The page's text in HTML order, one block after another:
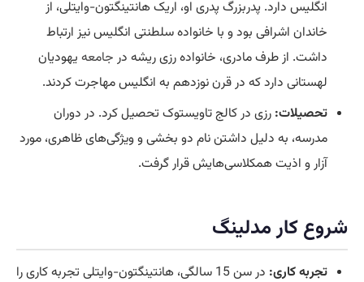
انگلیس دارد. پدربزرگ پدری او، اریک هانتینگتون-وایتلی، از
خاندان اشرافی بود و با خانواده سلطنتی انگلیس نیز ارتباط
داشت. از طرف مادری، خانواده رزی ریشه در جامعه یهودیان
لهستانی دارد که در قرن نوزدهم به انگلیس مهاجرت کردند.
تحصیلات: رزی در کالج تاویستوک تحصیل کرد. در دوران
مدرسه، به دلیل داشتن نام دو بخشی و ویژگی‌های ظاهری، مورد
آزار و اذیت همکلاسی‌هایش قرار گرفت.
شروع کار مدلینگ
تجربه کاری:
در سن 15 سالگی، هانتینگتون-وایتلی تجربه کاری را